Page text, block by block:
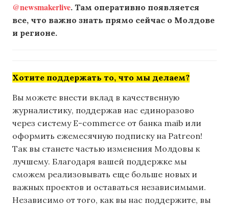
@newsmakerlive. Там оперативно появляется
все, что важно знать прямо сейчас о Молдове
и регионе.
Хотите поддержать то, что мы делаем?
Вы можете внести вклад в качественную
журналистику, поддержав нас единоразово
через систему E-commerce от банка maib или
оформить ежемесячную подписку на Patreon!
Так вы станете частью изменения Молдовы к
лучшему. Благодаря вашей поддержке мы
сможем реализовывать еще больше новых и
важных проектов и оставаться независимыми.
Независимо от того, как вы нас поддержите, вы